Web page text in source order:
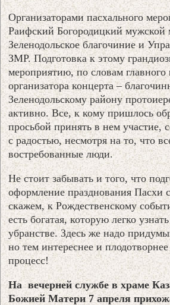
Организаторами пасхального
Раифский Богородицкий мужской
Зеленодольское благочиние и
ЗМР. Подготовка к этому
мероприятию, по словам
организатора концерта –
Зеленодольскому району
активно. Все, к кому пришлось
просьбой принять в нем участие,
с радостью, несмотря на то, что
востребованные люди.
Не стоит забывать и того, что
оформление празднования Пасхи
скажем, к Рождественскому
есть богатая, которую легко
убранстве. Здесь же надо
но тем интереснее и
процесс!
На вечерней службе в храме
Божией Матери 7 апреля